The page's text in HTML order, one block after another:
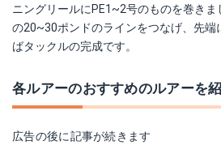
ニングリールにPE1~2号のものを巻き
の20~30ポンドのラインをつなげ、先端
ばタックルの完成です。
各ルアーのおすすめのルアーを
広告の後に記事が続きます